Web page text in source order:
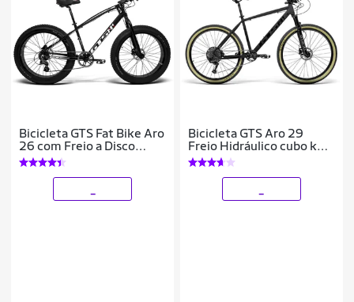
Bicicleta GTS Fat Bike Aro
26 com Freio a Disco
Hidráulico Cambio
Shimano Altus 1x8
Marchas suporta
Bicicleta GTS Aro 29
Freio Hidráulico cubo k7
Câmbio GTSM1 XRX
1x12 Marchas e
suspensão trava no gui